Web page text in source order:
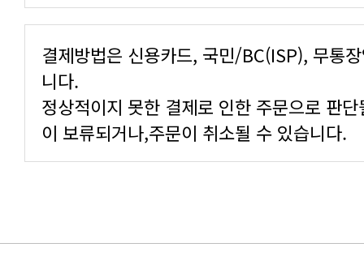
니다.
이 보류되거나,주문이 취소될 수 있습니다.